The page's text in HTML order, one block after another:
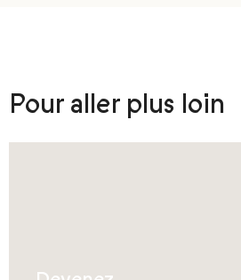
Pour aller plus loin